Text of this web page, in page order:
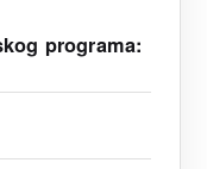
programa: